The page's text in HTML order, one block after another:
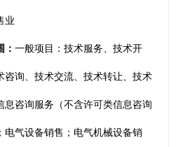
业
： 一般项目：技术服务、技术开
咨询、技术交流、技术转让、技术
息咨询服务（不含许可类信息咨询
电气设备销售；电气机械设备销